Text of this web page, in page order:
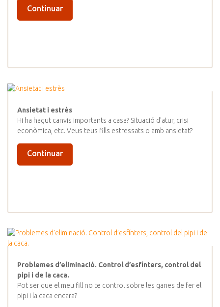
Continuar
Ansietat i estrès
Hi ha hagut canvis importants a casa? Situació d'atur, crisi
econòmica, etc. Veus teus fills estressats o amb ansietat?
Continuar
Problemes d’eliminació. Control d’esfínters, control del
pipi i de la caca.
Pot ser que el meu fill no te control sobre les ganes de fer el
pipi i la caca encara?